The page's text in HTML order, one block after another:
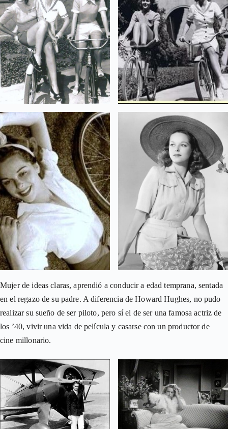
Mujer de ideas claras, aprendió a conducir a edad temprana, sentada
en el regazo de su padre. A diferencia de Howard Hughes, no pudo
realizar su sueño de ser piloto, pero sí el de ser una famosa actriz de
los ’40, vivir una vida de película y casarse con un productor de
cine millonario.